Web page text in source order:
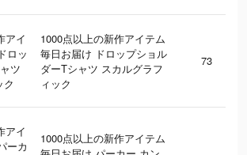
アイ
ロッ
ツ
ク
1000点以上の新作アイテム
毎日お届け ドロップショル
ダーTシャツ スカルグラフ
ィック
73
アイ
ーカ
1000点以上の新作アイテム